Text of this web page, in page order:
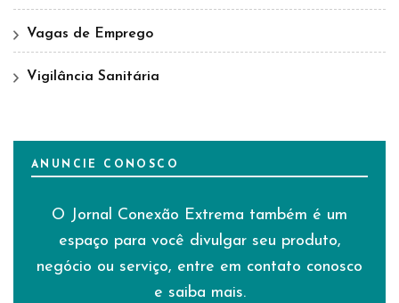
Vagas de Emprego
Vigilância Sanitária
ANUNCIE CONOSCO
O Jornal Conexão Extrema também é um
espaço para você divulgar seu produto,
negócio ou serviço, entre em contato conosco
e saiba mais.